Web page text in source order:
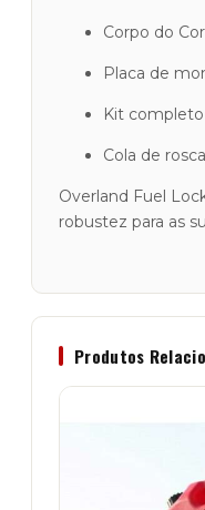
Corpo do
Placa de
Kit
Cola de
Overland Fuel
robustez para as
Produtos